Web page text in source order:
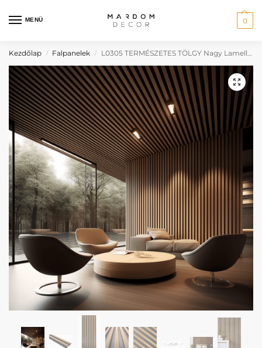
MENÜ 0
Kezdőlap / Falpanelek / L0305 TERMÉSZETES TÖLGY Nagy Lamella Falpanel